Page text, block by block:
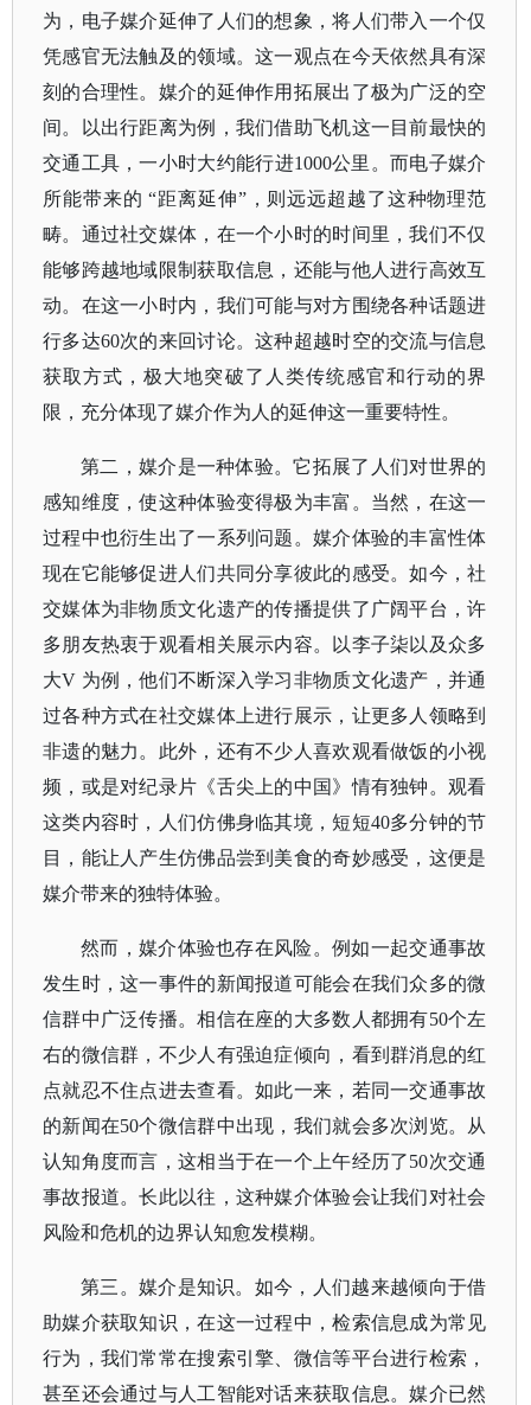
为，电子媒介延伸了人们的想象，将人们带入一个仅
凭感官无法触及的领域。这一观点在今天依然具有深
刻的合理性。媒介的延伸作用拓展出了极为广泛的空
间。以出行距离为例，我们借助飞机这一目前最快的
交通工具，一小时大约能行进1000公里。而电子媒介
所能带来的 “距离延伸”，则远远超越了这种物理范
畴。通过社交媒体，在一个小时的时间里，我们不仅
能够跨越地域限制获取信息，还能与他人进行高效互
动。在这一小时内，我们可能与对方围绕各种话题进
行多达60次的来回讨论。这种超越时空的交流与信息
获取方式，极大地突破了人类传统感官和行动的界
限，充分体现了媒介作为人的延伸这一重要特性。
第二，媒介是一种体验。它拓展了人们对世界的
感知维度，使这种体验变得极为丰富。当然，在这一
过程中也衍生出了一系列问题。媒介体验的丰富性体
现在它能够促进人们共同分享彼此的感受。如今，社
交媒体为非物质文化遗产的传播提供了广阔平台，许
多朋友热衷于观看相关展示内容。以李子柒以及众多
大V 为例，他们不断深入学习非物质文化遗产，并通
过各种方式在社交媒体上进行展示，让更多人领略到
非遗的魅力。此外，还有不少人喜欢观看做饭的小视
频，或是对纪录片《舌尖上的中国》情有独钟。观看
这类内容时，人们仿佛身临其境，短短40多分钟的节
目，能让人产生仿佛品尝到美食的奇妙感受，这便是
媒介带来的独特体验。
然而，媒介体验也存在风险。例如一起交通事故
发生时，这一事件的新闻报道可能会在我们众多的微
信群中广泛传播。相信在座的大多数人都拥有50个左
右的微信群，不少人有强迫症倾向，看到群消息的红
点就忍不住点进去查看。如此一来，若同一交通事故
的新闻在50个微信群中出现，我们就会多次浏览。从
认知角度而言，这相当于在一个上午经历了50次交通
事故报道。长此以往，这种媒介体验会让我们对社会
风险和危机的边界认知愈发模糊。
第三。媒介是知识。如今，人们越来越倾向于借
助媒介获取知识，在这一过程中，检索信息成为常见
行为，我们常常在搜索引擎、微信等平台进行检索，
甚至还会通过与人工智能对话来获取信息。媒介已然